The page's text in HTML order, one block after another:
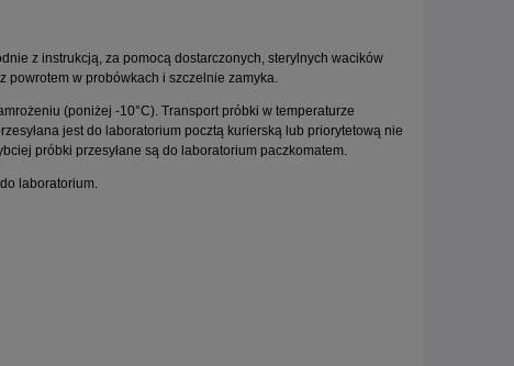
do koszyka
z instrukcją, za pomocą dostarczonych, sterylnych wacików
w probówkach i szczelnie zamyka.
(poniżej -10°C). Transport próbki w temperaturze
jest do laboratorium pocztą kurierską lub priorytetową nie
próbki przesyłane są do laboratorium paczkomatem.
laboratorium.